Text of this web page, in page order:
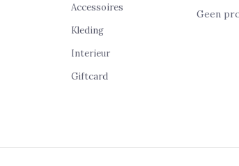
Accessoires
Kleding
Interieur
Giftcard
Geen